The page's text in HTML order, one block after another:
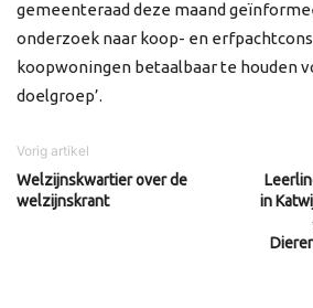
gemeenteraad deze maand
onderzoek naar koop- en
koopwoningen betaalbaar te houden
doelgroep’.
Vorig artikel
Welzijnskwartier over de
welzijnskrant
in